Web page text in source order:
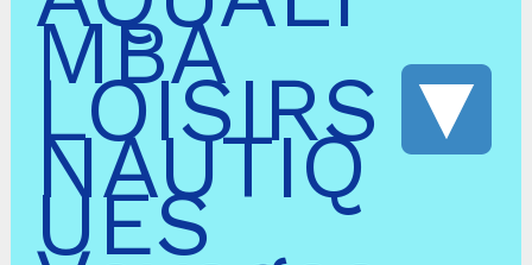
MBA
LOISIRS
NAUTIQ
UES